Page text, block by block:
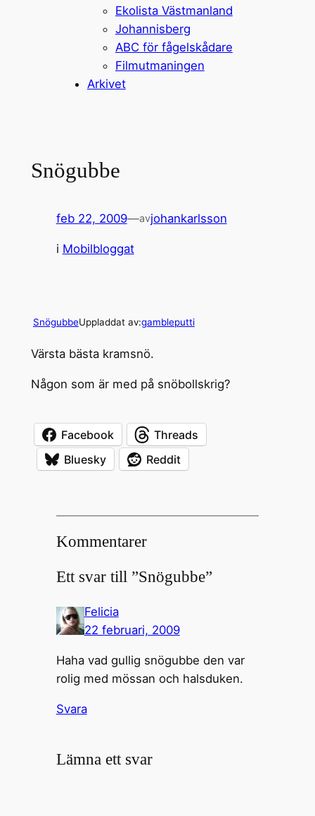
Ekolista Västmanland
Johannisberg
ABC för fågelskådare
Filmutmaningen
Arkivet
Snögubbe
feb 22, 2009—avjohankarlsson
i Mobilbloggat
SnögubbeUppladdat av:gambleputti
Värsta bästa kramsnö.
Någon som är med på snöbollskrig?
Facebook
Threads
Bluesky
Reddit
Kommentarer
Ett svar till ”Snögubbe”
Felicia
22 februari, 2009
Haha vad gullig snögubbe den var
rolig med mössan och halsduken.
Svara
Lämna ett svar